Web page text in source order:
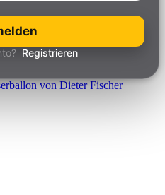
Registrieren
von Dieter Fischer